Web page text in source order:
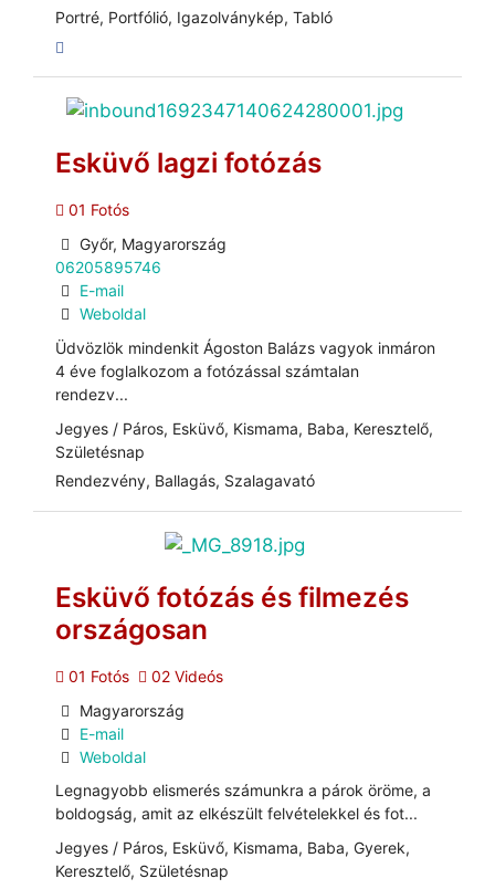
Portré, Portfólió, Igazolványkép, Tabló
Esküvő lagzi fotózás
01 Fotós
Győr, Magyarország
06205895746
E-mail
Weboldal
Üdvözlök mindenkit Ágoston Balázs vagyok inmáron
4 éve foglalkozom a fotózással számtalan
rendezv...
Jegyes / Páros, Esküvő, Kismama, Baba, Keresztelő,
Születésnap
Rendezvény, Ballagás, Szalagavató
Esküvő fotózás és filmezés
országosan
01 Fotós
02 Videós
Magyarország
E-mail
Weboldal
Legnagyobb elismerés számunkra a párok öröme, a
boldogság, amit az elkészült felvételekkel és fot...
Jegyes / Páros, Esküvő, Kismama, Baba, Gyerek,
Keresztelő, Születésnap